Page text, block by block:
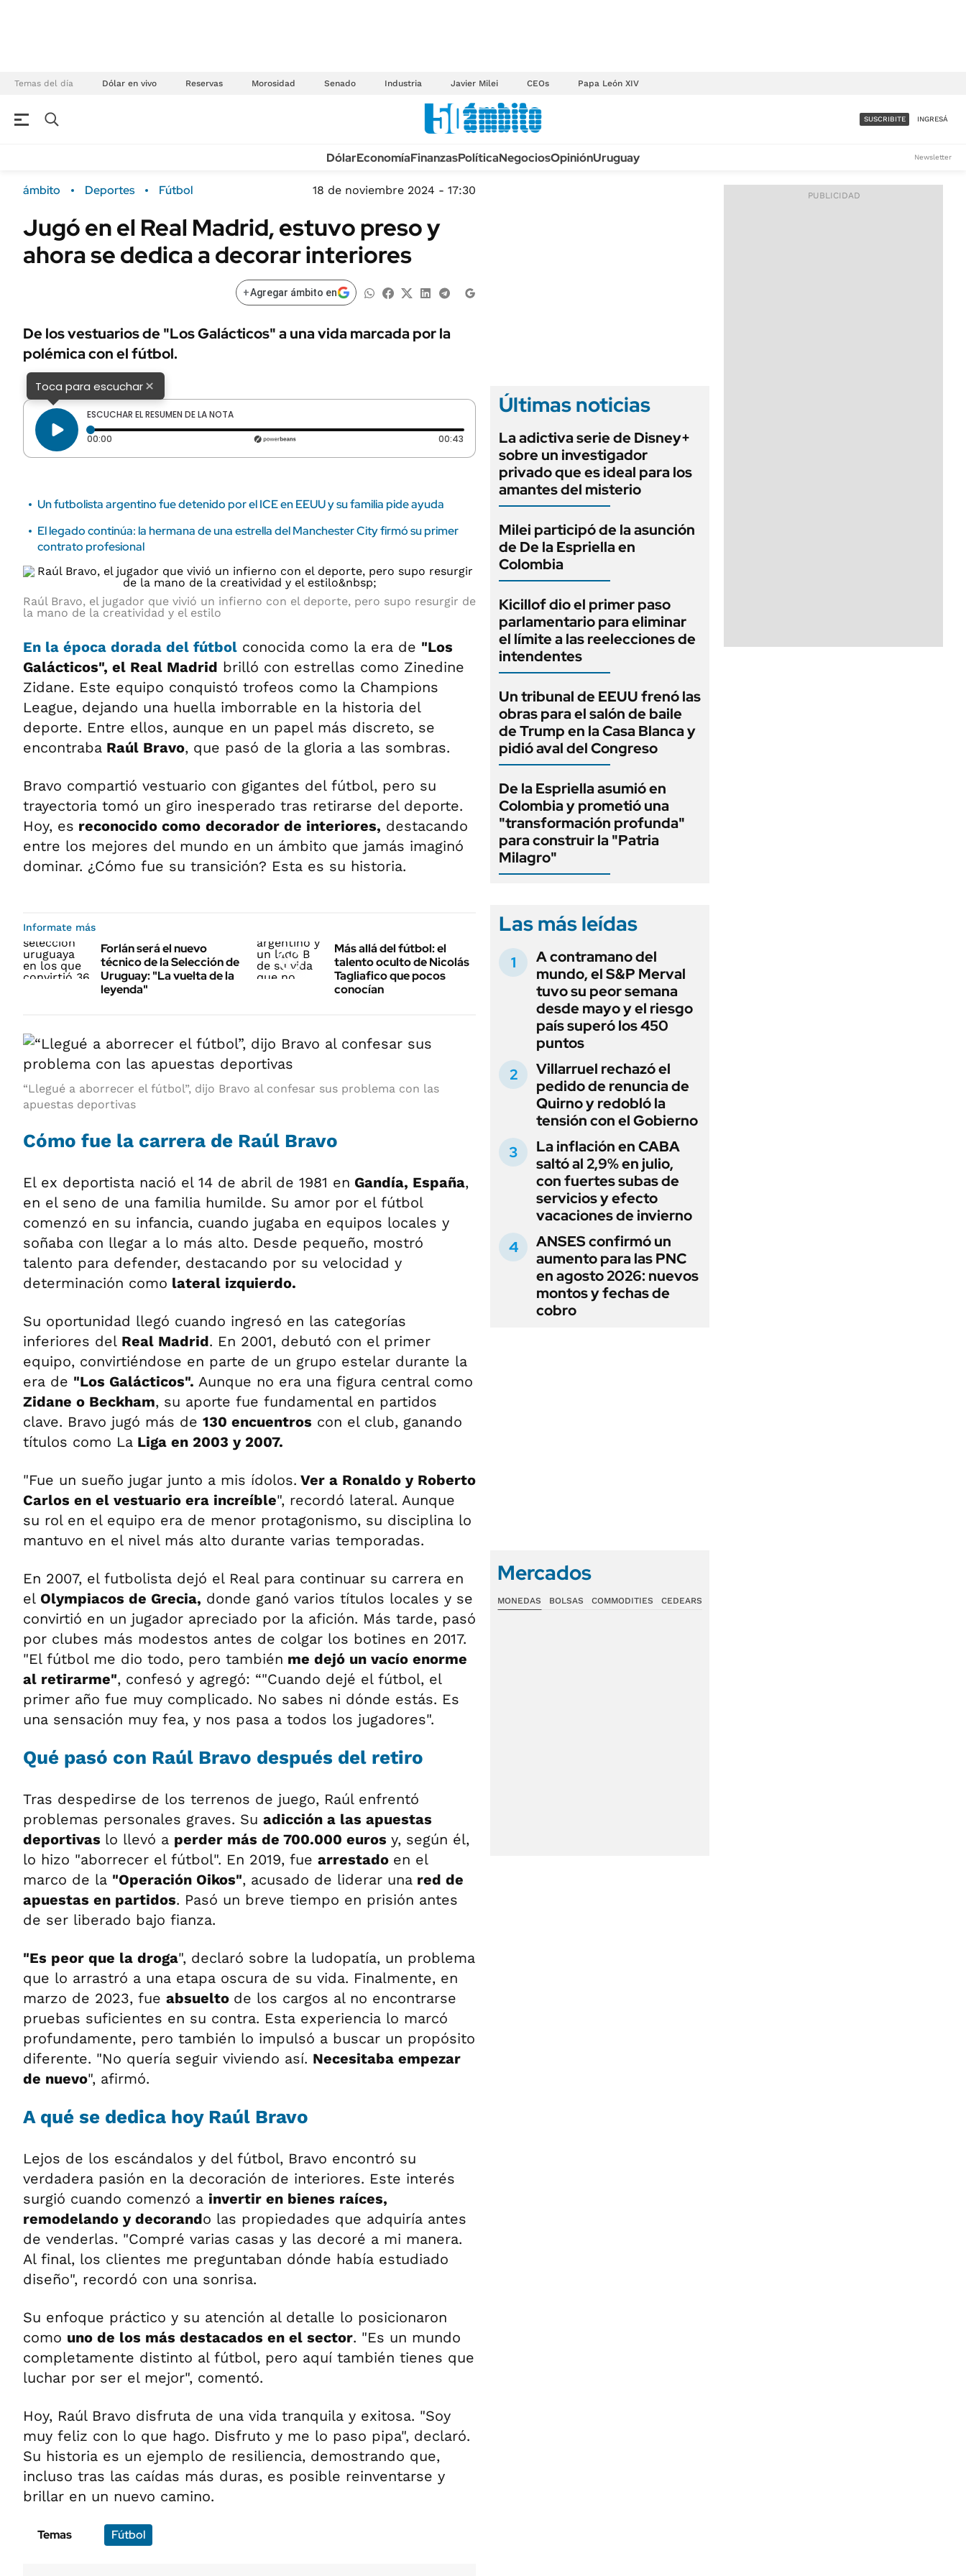
Temas del día Dólar en vivo Reservas Morosidad Senado Industria Javier Milei CEOs Papa León XIV
Campo
FINANZAS
ÁMBITO DEBATE
MEDIAKIT AMBITO DEBATE
Sustentabilidad
Seguros
POLÍTICA
TECNOLOGÍA
MÉXICO
MUNDO
INFORMACIÓN GENERAL
LIFESTYLE
ACCESO FULL - $1.800/MES
SUSCRIBITE INGRESÁ
DólarEconomíaFinanzasPolíticaNegociosOpiniónUruguay Newsletter
ámbito Deportes Fútbol 18 de noviembre 2024 - 17:30
Jugó en el Real Madrid, estuvo preso y
ahora se dedica a decorar interiores
+Agregar ámbito en
De los vestuarios de "Los Galácticos" a una vida marcada por la
polémica con el fútbol.
Toca para escuchar×
ESCUCHAR EL RESUMEN DE LA NOTA
00:00 Tiempo transcurrido: 0 segundos 00:43 Duración: 43 segundos
Un futbolista argentino fue detenido por el ICE en EEUU y su familia pide ayuda
El legado continúa: la hermana de una estrella del Manchester City firmó su primer
contrato profesional
Raúl Bravo, el jugador que vivió un infierno con el deporte, pero supo resurgir de
la mano de la creatividad y el estilo
En la época dorada del fútbol conocida como la era de "Los
Galácticos", el Real Madrid brilló con estrellas como Zinedine
Zidane. Este equipo conquistó trofeos como la Champions
League, dejando una huella imborrable en la historia del
deporte. Entre ellos, aunque en un papel más discreto, se
encontraba Raúl Bravo, que pasó de la gloria a las sombras.
Bravo compartió vestuario con gigantes del fútbol, pero su
trayectoria tomó un giro inesperado tras retirarse del deporte.
Hoy, es reconocido como decorador de interiores, destacando
entre los mejores del mundo en un ámbito que jamás imaginó
dominar. ¿Cómo fue su transición? Esta es su historia.
Informate más
Forlán será el nuevo
técnico de la Selección de
Uruguay: "La vuelta de la
leyenda"
Más allá del fútbol: el
talento oculto de Nicolás
Tagliafico que pocos
conocían
“Llegué a aborrecer el fútbol”, dijo Bravo al confesar sus problema con las
apuestas deportivas
Cómo fue la carrera de Raúl Bravo
El ex deportista nació el 14 de abril de 1981 en Gandía, España,
en el seno de una familia humilde. Su amor por el fútbol
comenzó en su infancia, cuando jugaba en equipos locales y
soñaba con llegar a lo más alto. Desde pequeño, mostró
talento para defender, destacando por su velocidad y
determinación como lateral izquierdo.
Su oportunidad llegó cuando ingresó en las categorías
inferiores del Real Madrid. En 2001, debutó con el primer
equipo, convirtiéndose en parte de un grupo estelar durante la
era de "Los Galácticos". Aunque no era una figura central como
Zidane o Beckham, su aporte fue fundamental en partidos
clave. Bravo jugó más de 130 encuentros con el club, ganando
títulos como La Liga en 2003 y 2007.
"Fue un sueño jugar junto a mis ídolos. Ver a Ronaldo y Roberto
Carlos en el vestuario era increíble", recordó lateral. Aunque
su rol en el equipo era de menor protagonismo, su disciplina lo
mantuvo en el nivel más alto durante varias temporadas.
En 2007, el futbolista dejó el Real para continuar su carrera en
el Olympiacos de Grecia, donde ganó varios títulos locales y se
convirtió en un jugador apreciado por la afición. Más tarde, pasó
por clubes más modestos antes de colgar los botines en 2017.
"El fútbol me dio todo, pero también me dejó un vacío enorme
al retirarme", confesó y agregó: “"Cuando dejé el fútbol, el
primer año fue muy complicado. No sabes ni dónde estás. Es
una sensación muy fea, y nos pasa a todos los jugadores".
Qué pasó con Raúl Bravo después del retiro
Tras despedirse de los terrenos de juego, Raúl enfrentó
problemas personales graves. Su adicción a las apuestas
deportivas lo llevó a perder más de 700.000 euros y, según él,
lo hizo "aborrecer el fútbol". En 2019, fue arrestado en el
marco de la "Operación Oikos", acusado de liderar una red de
apuestas en partidos. Pasó un breve tiempo en prisión antes
de ser liberado bajo fianza.
"Es peor que la droga", declaró sobre la ludopatía, un problema
que lo arrastró a una etapa oscura de su vida. Finalmente, en
marzo de 2023, fue absuelto de los cargos al no encontrarse
pruebas suficientes en su contra. Esta experiencia lo marcó
profundamente, pero también lo impulsó a buscar un propósito
diferente. "No quería seguir viviendo así. Necesitaba empezar
de nuevo", afirmó.
A qué se dedica hoy Raúl Bravo
Lejos de los escándalos y del fútbol, Bravo encontró su
verdadera pasión en la decoración de interiores. Este interés
surgió cuando comenzó a invertir en bienes raíces,
remodelando y decorando las propiedades que adquiría antes
de venderlas. "Compré varias casas y las decoré a mi manera.
Al final, los clientes me preguntaban dónde había estudiado
diseño", recordó con una sonrisa.
Su enfoque práctico y su atención al detalle lo posicionaron
como uno de los más destacados en el sector. "Es un mundo
completamente distinto al fútbol, pero aquí también tienes que
luchar por ser el mejor", comentó.
Hoy, Raúl Bravo disfruta de una vida tranquila y exitosa. "Soy
muy feliz con lo que hago. Disfruto y me lo paso pipa", declaró.
Su historia es un ejemplo de resiliencia, demostrando que,
incluso tras las caídas más duras, es posible reinventarse y
brillar en un nuevo camino.
Temas Fútbol
Últimas noticias
La adictiva serie de Disney+
sobre un investigador
privado que es ideal para los
amantes del misterio
Milei participó de la asunción
de De la Espriella en
Colombia
Kicillof dio el primer paso
parlamentario para eliminar
el límite a las reelecciones de
intendentes
Un tribunal de EEUU frenó las
obras para el salón de baile
de Trump en la Casa Blanca y
pidió aval del Congreso
De la Espriella asumió en
Colombia y prometió una
"transformación profunda"
para construir la "Patria
Milagro"
Las más leídas
A contramano del
mundo, el S&P Merval
tuvo su peor semana
desde mayo y el riesgo
país superó los 450
puntos
Villarruel rechazó el
pedido de renuncia de
Quirno y redobló la
tensión con el Gobierno
La inflación en CABA
saltó al 2,9% en julio,
con fuertes subas de
servicios y efecto
vacaciones de invierno
ANSES confirmó un
aumento para las PNC
en agosto 2026: nuevos
montos y fechas de
cobro
Mercados
MONEDAS BOLSAS COMMODITIES CEDEARS